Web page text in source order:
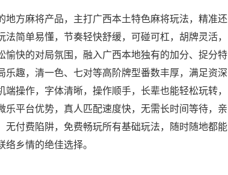
方麻将产品，主打广西本土特色麻将玩法，精准还
简单易懂，节奏轻快舒缓，可碰可杠，胡牌灵活，
快的对局氛围，融入广西本地独有的加分、捉分特
趣，清一色、七对等高阶牌型番数丰厚，满足资深
操作，字体清晰，操作顺手，长辈也能轻松玩转，
平台优势，真人匹配速度快，无需长时间等待，亲
付费陷阱，免费畅玩所有基础玩法，随时随地都能
乡情的绝佳选择。